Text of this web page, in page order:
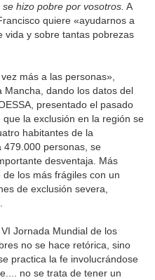
hizo pobre por vosotros. A
quiere «ayudarnos a
vida y sobre tantas pobrezas
más a las personas»,
Mancha, dando los datos del
presentado el pasado
la exclusión en la región se
habitantes de la
479.000 personas, se
desventaja. Más
los más frágiles con un
de exclusión severa,
Jornada Mundial de los
no se hace retórica, sino
practica la fe involucrándose
no se trata de tener un